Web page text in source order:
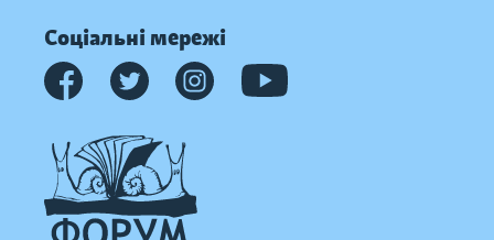
Соціальні мережі